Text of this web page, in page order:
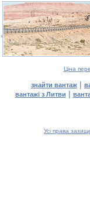
Ціна
знайти вантаж |
вантажі з Литви |
Усі права